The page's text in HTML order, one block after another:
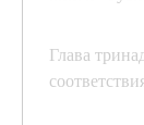
Глава